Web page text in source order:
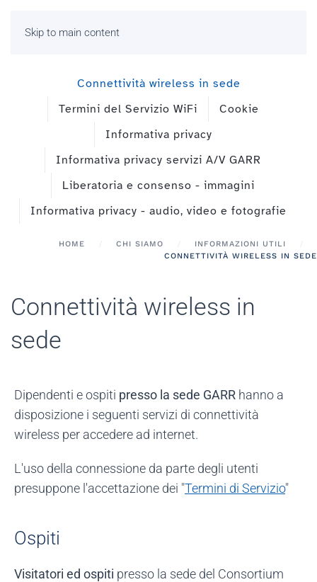
Skip to main content
Connettività wireless in sede
Termini del Servizio WiFi
Cookie
Informativa privacy
Informativa privacy servizi A/V GARR
Liberatoria e consenso - immagini
Informativa privacy - audio, video e fotografie
HOME CHI SIAMO
INFORMAZIONI UTILI
CONNETTIVITÀ WIRELESS IN SEDE
Connettività wireless in
sede
Dipendenti e ospiti presso la sede GARR hanno a
disposizione i seguenti servizi di connettività
wireless per accedere ad internet.
L'uso della connessione da parte degli utenti
presuppone l'accettazione dei "Termini di Servizio"
Ospiti
Visitatori ed ospiti presso la sede del Consortium